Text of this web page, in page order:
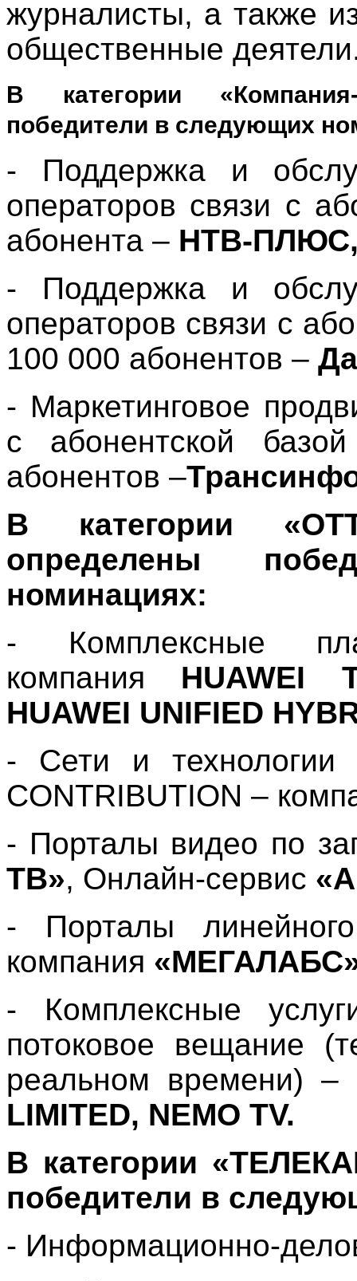
журналисты, а также
общественные
В категории
победители в следующих
- Поддержка и
операторов связи с
абонента – НТВ-ПЛЮС
- Поддержка и
операторов связи с
100 000 абонентов –
- Маркетинговое
с абонентской
абонентов –
В категории
определены
номинациях:
- Комплексные
компания
HUAWEI
HUAWEI UNIFIED
- Сети и технологии
CONTRIBUTION –
- Порталы видео по
ТВ», Онлайн-сервис
- Порталы
компания
- Комплексные
потоковое вещание
реальном времени) –
LIMITED, NEMO TV.
В категории
победители в
- Информационно-